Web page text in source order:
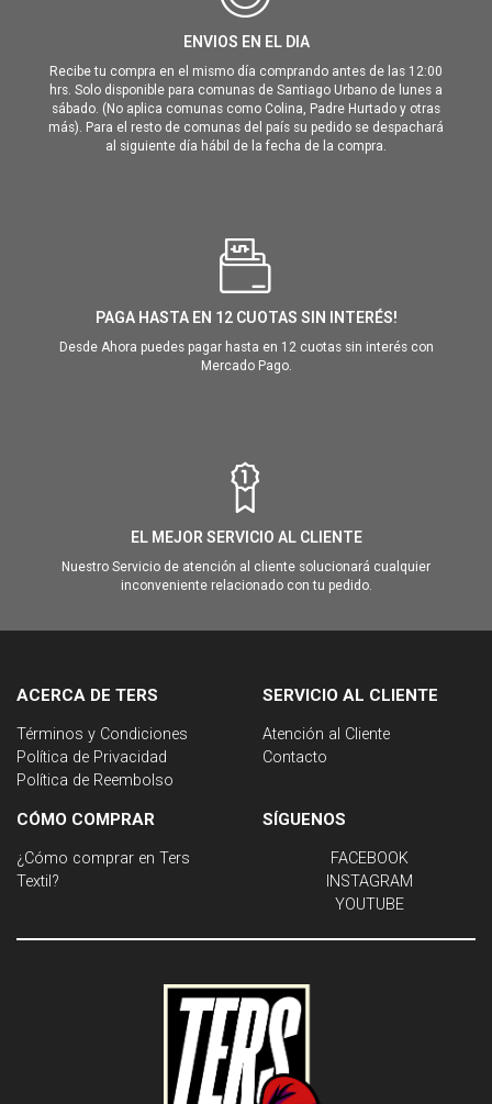
ENVIOS EN EL DIA
Recibe tu compra en el mismo día comprando antes de las 12:00
hrs. Solo disponible para comunas de Santiago Urbano de lunes a
sábado. (No aplica comunas como Colina, Padre Hurtado y otras
más). Para el resto de comunas del país su pedido se despachará
al siguiente día hábil de la fecha de la compra.
PAGA HASTA EN 12 CUOTAS SIN INTERÉS!
Desde Ahora puedes pagar hasta en 12 cuotas sin interés con
Mercado Pago.
EL MEJOR SERVICIO AL CLIENTE
Nuestro Servicio de atención al cliente solucionará cualquier
inconveniente relacionado con tu pedido.
ACERCA DE TERS
Términos y Condiciones
Política de Privacidad
Política de Reembolso
SERVICIO AL CLIENTE
Atención al Cliente
Contacto
CÓMO COMPRAR
¿Cómo comprar en Ters
Textil?
SÍGUENOS
FACEBOOK
INSTAGRAM
YOUTUBE